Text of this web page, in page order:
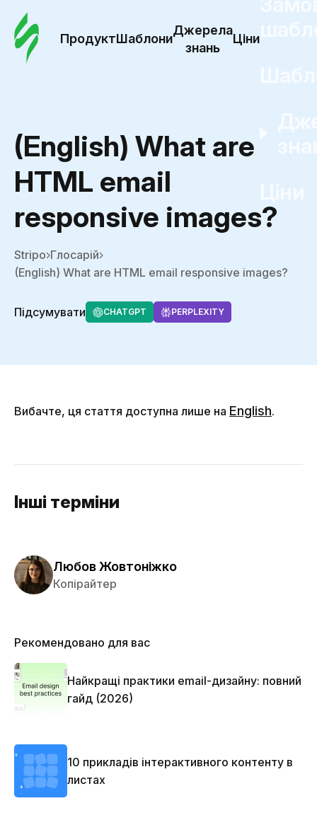
ПродуктШаблони
Джерела
знань
Ціни
(English) What are
HTML email
responsive images?
Stripo Глосарій
(English) What are HTML email responsive images?
Підсумувати CHATGPT PERPLEXITY
Вибачте, ця стаття доступна лише на English.
Інші терміни
Любов Жовтоніжко
Копірайтер
Рекомендовано для вас
Найкращі практики email-дизайну: повний
гайд (2026)
10 прикладів інтерактивного контенту в
листах